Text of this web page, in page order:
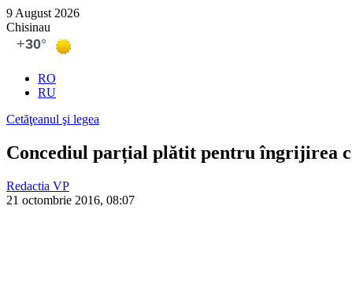
9 August 2026
Chisinau
RO
RU
Cetăţeanul şi legea
Concediul parțial plătit pentru îngrijirea
Redactia VP
21 octombrie 2016, 08:07